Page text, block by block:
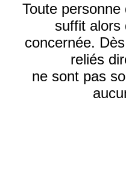
Toute
suffit alors
concernée.
reliés
ne sont pas